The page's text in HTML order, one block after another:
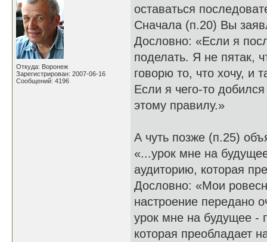
Откуда: Воронеж
Зарегистрирован: 2007-06-16
Сообщений: 4196
оставаться
Сначала (п.20) Вы
Дословно: «Если я
поделать. Я не пятак,
говорю то, что хочу, и
Если я чего-то
этому правилу.»
А чуть позже (п.25)
«...урок мне на
аудиторию, которая
Дословно: «Мои
настроение передано
урок мне на будущее -
которая преобладает